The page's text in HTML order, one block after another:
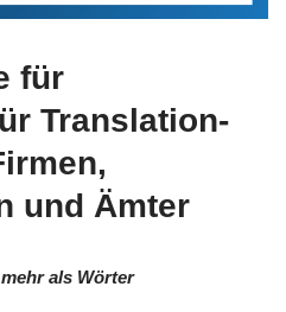
für
Translation-
und Ämter
als Wörter